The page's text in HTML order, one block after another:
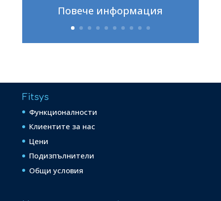
Повече информация
Fitsys
Функционалности
Клиентите за нас
Цени
Подизпълнители
Общи условия